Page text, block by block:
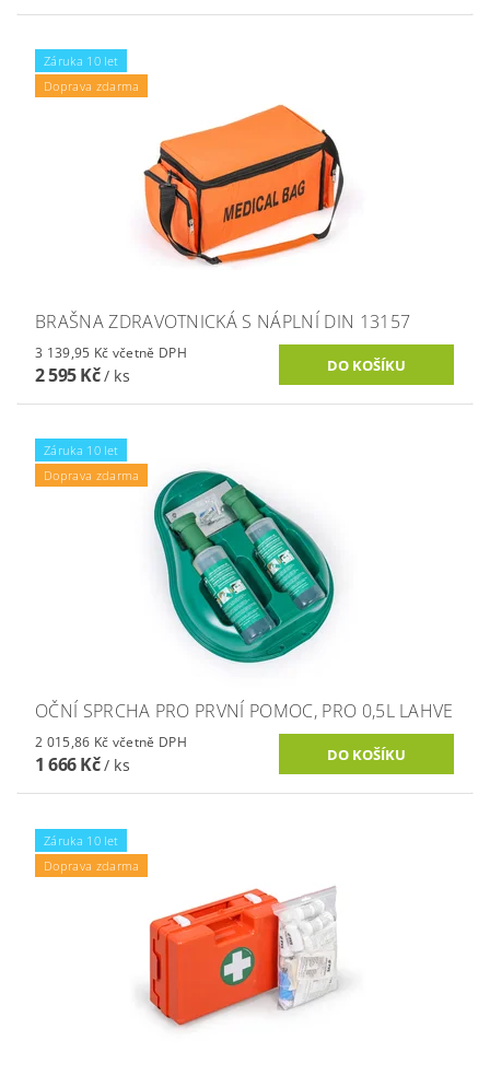
Záruka 10 let
Doprava zdarma
BRAŠNA ZDRAVOTNICKÁ S NÁPLNÍ DIN 13157
3 139,95 Kč včetně DPH
2 595 Kč/ ks
Záruka 10 let
Doprava zdarma
OČNÍ SPRCHA PRO PRVNÍ POMOC, PRO 0,5L LAHVE
2 015,86 Kč včetně DPH
1 666 Kč/ ks
Záruka 10 let
Doprava zdarma